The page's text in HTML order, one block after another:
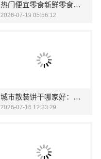
热门便宜零食新鲜零食大明星
2026-07-19 05:56:12
城市散装饼干哪家好：零食大明星
2026-07-16 12:33:29